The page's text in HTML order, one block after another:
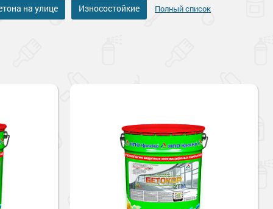
на улице Износостойкие Полный список